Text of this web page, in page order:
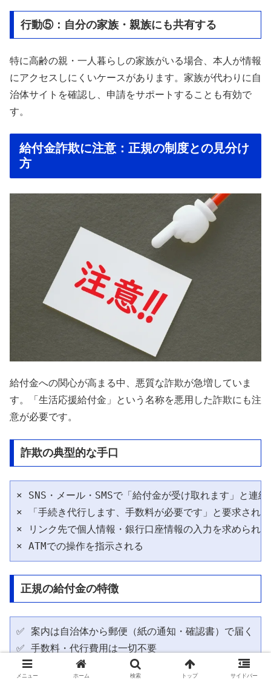
行動⑤：自分の家族・親族にも共有する
特に高齢の親・一人暮らしの家族がいる場合、本人が情報
にアクセスしにくいケースがあります。家族が代わりに自
治体サイトを確認し、申請をサポートすることも有効で
す。
給付金詐欺に注意：正規の制度との見分け
方
給付金への関心が高まる中、悪質な詐欺が急増していま
す。「生活応援給付金」という名称を悪用した詐欺にも注
意が必要です。
詐欺の典型的な手口
× SNS・メール・SMSで「給付金が受け取れます」と連絡
× 「手続き代行します、手数料が必要です」と要求される
× リンク先で個人情報・銀行口座情報の入力を求められる
正規の給付金の特徴
✅ 案内は自治体から郵便（紙の通知・確認書）で届く
✅ 手数料・代行費用は一切不要
✅ 自治体の公式サイトで内容を確認できる
メニュー ホーム 検索 トップ サイドバー